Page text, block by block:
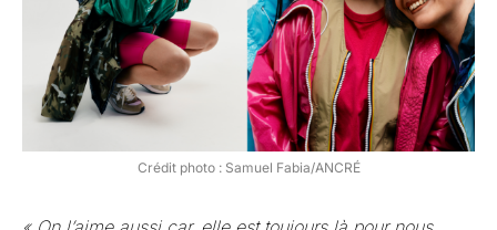
Crédit photo : Samuel Fabia/ANCRÉ